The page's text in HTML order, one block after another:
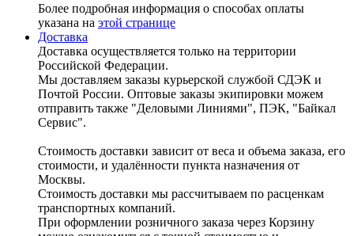
Более подробная информация о способах оплаты
указана на этой странице
Доставка
Доставка осуществляется только на территории
Российской Федерации.
Мы доставляем заказы курьерской службой СДЭК и
Почтой России. Оптовые заказы экипировки можем
отправить также "Деловыми Линиями", ПЭК, "Байкал
Сервис".
Стоимость доставки зависит от веса и объема заказа, его
стоимости, и удалённости пункта назначения от
Москвы.
Стоимость доставки мы рассчитываем по расценкам
транспортных компаний.
При оформлении розничного заказа через Корзину